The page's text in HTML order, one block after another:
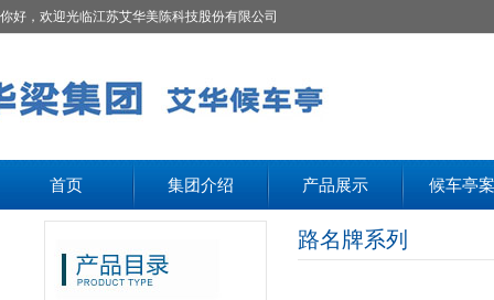
你好，欢迎光临江苏艾华美陈科技股份有限公司
首页 集团介绍 产品展示 候车亭
路名牌系列